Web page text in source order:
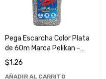
Pega Escarcha Color Plata
de 60m Marca Pelikan -
Ideal para Manualidades y
Decoraciones
$1,26
AÑADIR AL CARRITO